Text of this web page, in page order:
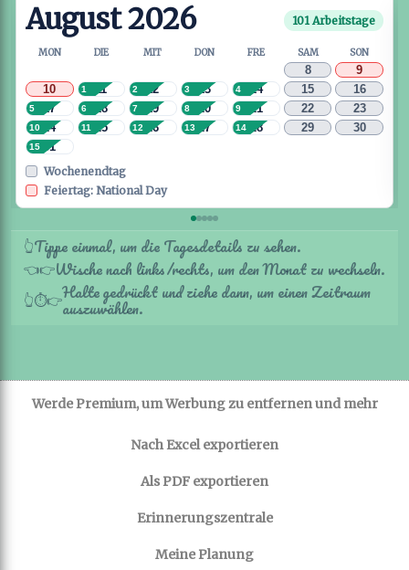
August 2026 101 Arbeitstage
MON DIE MIT DON FRE SAM SON
8
9
10
11
1 12
2 13
3 14
4 15
16
17
5 18
6 19
7 20
8 21
9 22
23
24
10 25
11 26
12 27
13 28
14 29
30
31
15
Wochenendtag
Feiertag: National Day
👆Tippe einmal, um die Tagesdetails zu sehen.
👈👉Wische nach links/rechts, um den Monat zu wechseln.
👆⏱️👉Halte gedrückt und ziehe dann, um einen Zeitraum
auszuwählen.
Werde Premium, um Werbung zu entfernen und mehr
Nach Excel exportieren
Als PDF exportieren
Erinnerungszentrale
Meine Planung